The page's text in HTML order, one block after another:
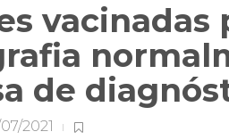
vacinadas
de
2021